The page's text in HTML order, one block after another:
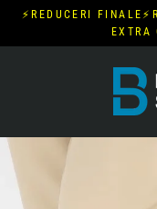
Skip⚡REDUCERI
EXTRA